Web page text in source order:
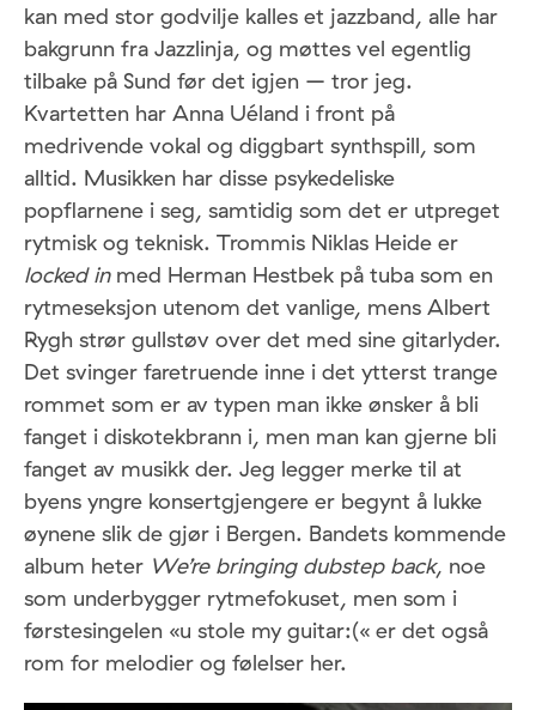
kan med stor godvilje kalles et jazzband, alle har
bakgrunn fra Jazzlinja, og møttes vel egentlig
tilbake på Sund før det igjen – tror jeg.
Kvartetten har Anna Uéland i front på
medrivende vokal og diggbart synthspill, som
alltid. Musikken har disse psykedeliske
popflarnene i seg, samtidig som det er utpreget
rytmisk og teknisk. Trommis Niklas Heide er
locked inmed Herman Hestbek på tuba som en
rytmeseksjon utenom det vanlige, mens Albert
Rygh strør gullstøv over det med sine gitarlyder.
Det svinger faretruende inne i det ytterst trange
rommet som er av typen man ikke ønsker å bli
fanget i diskotekbrann i, men man kan gjerne bli
fanget av musikk der. Jeg legger merke til at
byens yngre konsertgjengere er begynt å lukke
øynene slik de gjør i Bergen. Bandets kommende
album heter We’re bringing dubstep back, noe
som underbygger rytmefokuset, men som i
førstesingelen «u stole my guitar:(« er det også
rom for melodier og følelser her.